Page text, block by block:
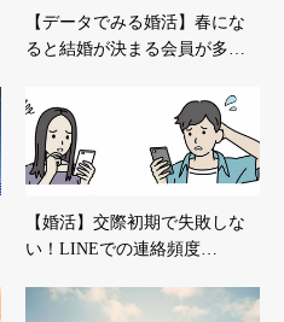
【データでみる婚活】春にな
ると結婚が決まる会員が多…
【婚活】交際初期で失敗しな
い！LINEでの連絡頻度…